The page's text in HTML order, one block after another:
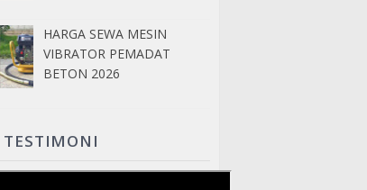
HARGA SEWA MESIN
VIBRATOR PEMADAT
BETON 2026
TESTIMONI